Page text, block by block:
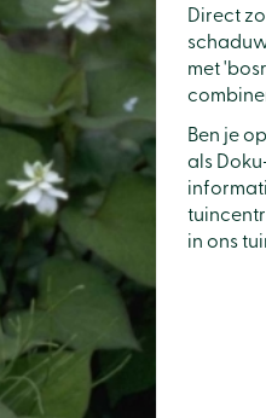
Direct
met
Ben je
als
in ons